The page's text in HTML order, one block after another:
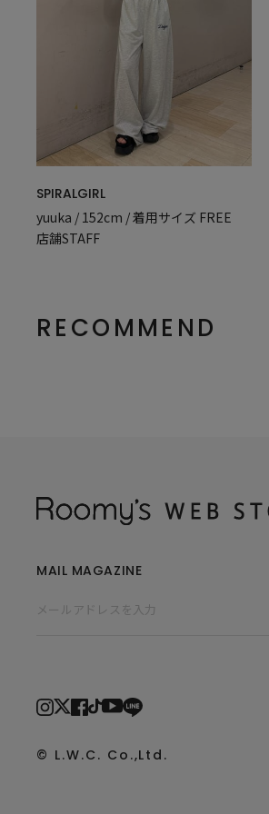
SPIRALGIRL
yuuka / 152cm / 着用サイズ FREE
店舗STAFF
RECOMMEND
MAIL MAGAZINE
© L.W.C. Co.,Ltd.